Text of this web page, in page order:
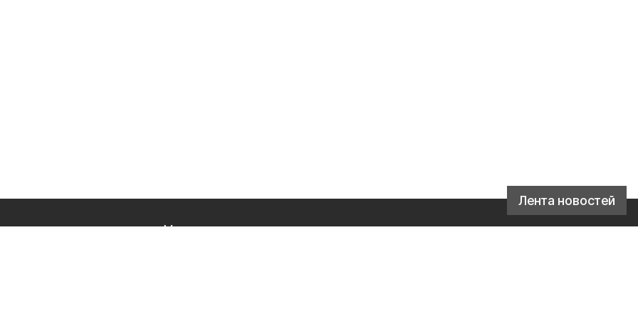
Лента новостей
Мы в соцсетях